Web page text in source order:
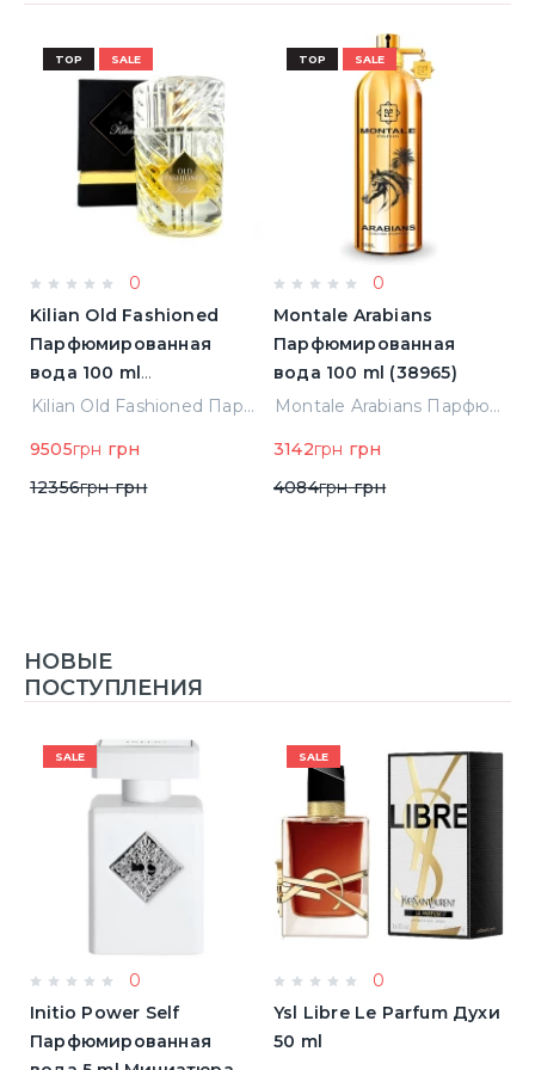
TOP SALE
0
Kilian Old Fashioned
Парфюмированная
вода 100 ml
(3700550240723)
Kilian Old Fashioned Парфюмированная вода 100 ml (3700550240723)
9505грн грн
12356грнгрн
TOP SALE
0
Montale Arabians
Парфюмированная
вода 100 ml (38965)
Montale Arabians Парфюмированная вода 100 ml (38965)
3142грн грн
4084грнгрн
НОВЫЕ
ПОСТУПЛЕНИЯ
SALE
0
Initio Power Self
Парфюмированная
SALE
0
Ysl Libre Le Parfum Духи
50 ml